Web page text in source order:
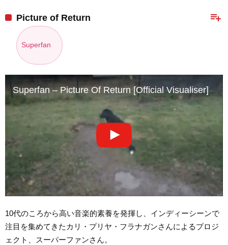
playlist_add
Picture of Return
Superfan
Superfan – Picture Of Return [Official Visualiser]
10代のころから高い音楽的素養を発揮し、インディーシーンで
注目を集めてきたカリ・プリヤ・フラナガンさんによるプロジ
ェクト、スーパーファンさん。